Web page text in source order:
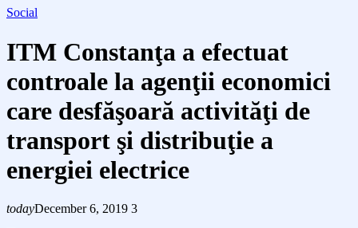
Social
ITM Constanţa a efectuat
controale la agenţii economici
care desfăşoară activităţi de
transport şi distribuţie a
energiei electrice
todayDecember 6, 2019 3